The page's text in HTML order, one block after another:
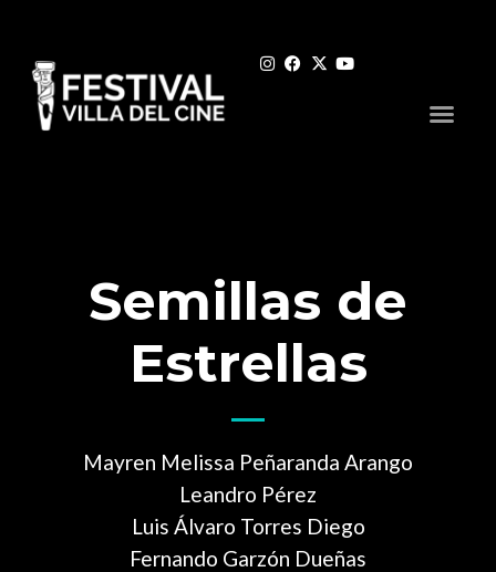
Semillas de
Estrellas
Mayren Melissa Peñaranda Arango
Leandro Pérez
Luis Álvaro Torres Diego
Fernando Garzón Dueñas